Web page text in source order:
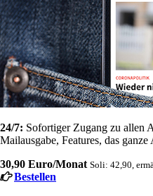
24/7: Sofortiger Zugang zu allen
Mailausgabe, Features, das ganze
30,90 Euro/Monat Soli: 42,90,
Bestellen